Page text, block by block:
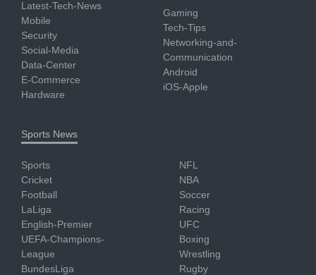
Latest-Tech-News
Mobile
Security
Social-Media
Data-Center
E-Commerce
Hardware
Gaming
Tech-Tips
Networking-and-
Communication
Android
iOS-Apple
Sports News
Sports
Cricket
Football
LaLiga
English-Premier
UEFA-Champions-
League
BundesLiga
NFL
NBA
Soccer
Racing
UFC
Boxing
Wrestling
Rugby